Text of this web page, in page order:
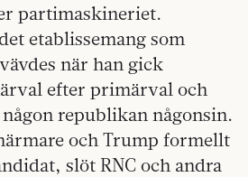
partimaskineriet.
etablissemang som
när han gick
efter primärval och
republikan någonsin.
och Trump formellt
slöt RNC och andra